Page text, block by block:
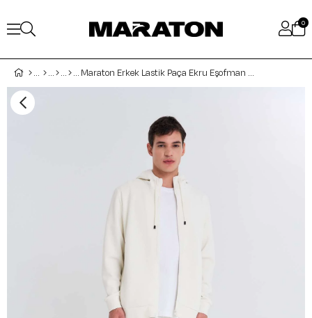
0
Maraton Erkek Lastik Paça Ekru Eşofman Altı